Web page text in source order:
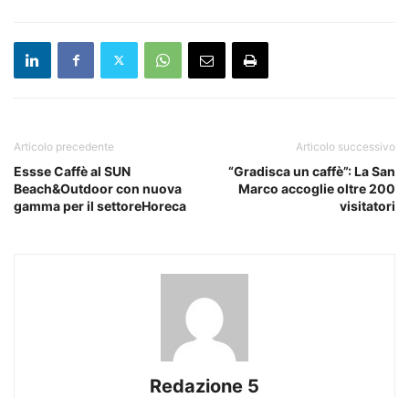
Articolo precedente
Essse Caffè al SUN
Beach&Outdoor con nuova
gamma per il settoreHoreca
Articolo successivo
“Gradisca un caffè”: La San
Marco accoglie oltre 200
visitatori
Redazione 5